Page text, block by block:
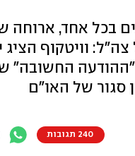
צה"ל: וויטקוף
החשובה"
240 תגובות